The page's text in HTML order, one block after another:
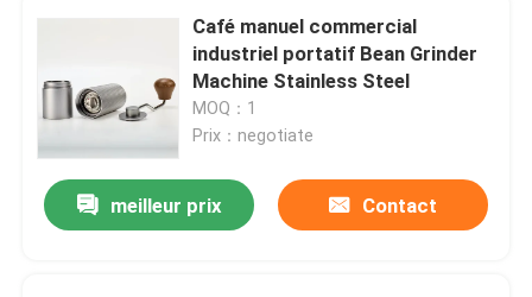
Café manuel commercial
industriel portatif Bean Grinder
Machine Stainless Steel
MOQ：1
Prix：negotiate
meilleur prix Contact